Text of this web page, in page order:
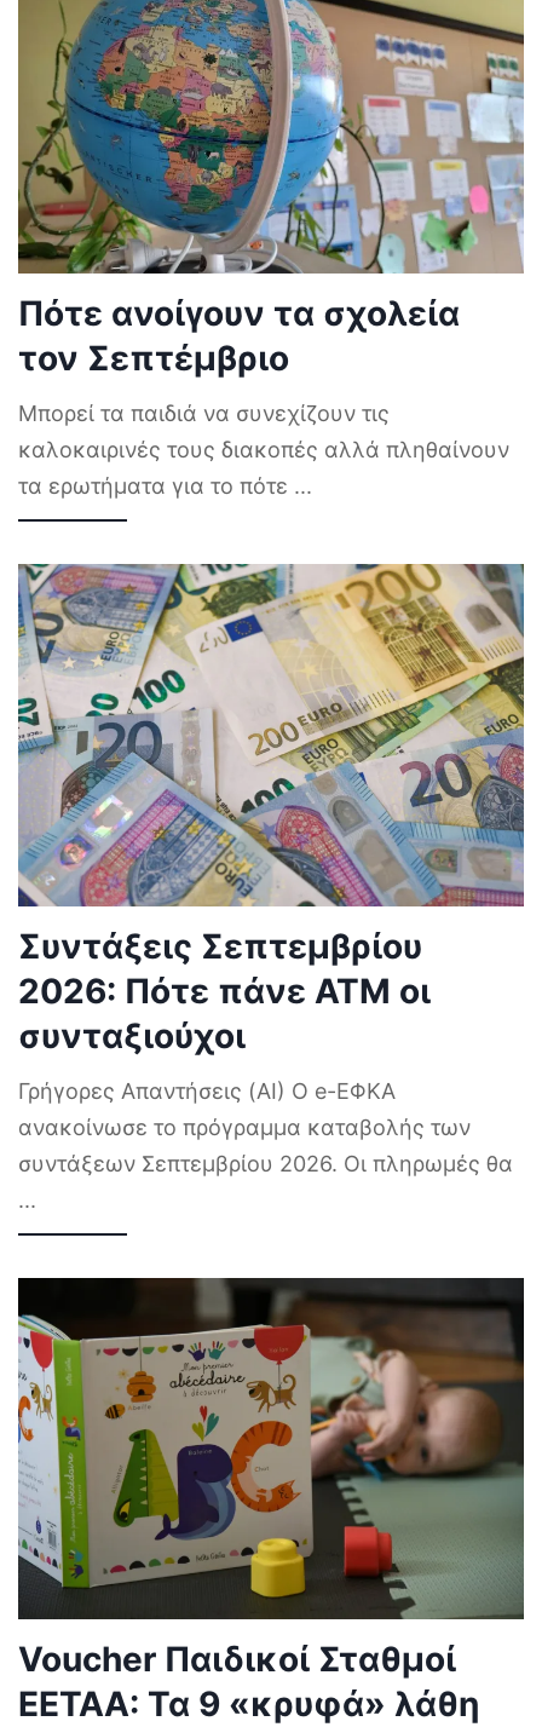
Πότε ανοίγουν τα σχολεία
τον Σεπτέμβριο
Μπορεί τα παιδιά να συνεχίζουν τις
καλοκαιρινές τους διακοπές αλλά πληθαίνουν
τα ερωτήματα για το πότε ...
Συντάξεις Σεπτεμβρίου
2026: Πότε πάνε ΑΤΜ οι
συνταξιούχοι
Γρήγορες Απαντήσεις (AI) Ο e-ΕΦΚΑ
ανακοίνωσε το πρόγραμμα καταβολής των
συντάξεων Σεπτεμβρίου 2026. Οι πληρωμές θα
...
Voucher Παιδικοί Σταθμοί
ΕΕΤΑΑ: Τα 9 «κρυφά» λάθη